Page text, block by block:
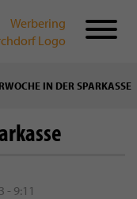
IN DER SPARKASSE
- 9:11